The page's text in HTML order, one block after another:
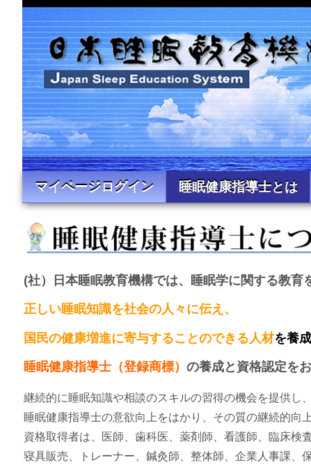
マイページログイン 睡眠健康指導士とは
(社）日本睡眠教育機構では、睡眠学に関する教育
正しい睡眠知識を社会の人々に伝え、
国民の健康増進に寄与することのできる人材を養成
睡眠健康指導士（登録商標） の養成と資格認定を
継続的に睡眠知識や相談のスキルの習得の機会を提供し、
睡眠健康指導士の意欲向上をはかり、その質の継続的向
資格取得者は、医師、歯科医、薬剤師、看護師、臨床検
寝具販売、トレーナー、鍼灸師、整体師、企業人事課、